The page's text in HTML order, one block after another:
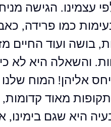
עצמינו. הגישה
נעימות כמו פרידה,
בושה ועוד החיים
והשאלה היא לא
אליהן! המוח
מאוד קדומות,
היא שגם